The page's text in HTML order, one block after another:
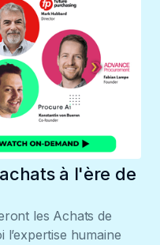
à l'ère de
les Achats de
humaine